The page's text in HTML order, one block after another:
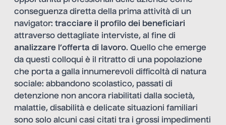
conseguenza diretta della prima attività di un
navigator: tracciare il profilo dei beneficiari
attraverso dettagliate interviste, al fine di
analizzare l’offerta di lavoro. Quello che emerge
da questi colloqui è il ritratto di una popolazione
che porta a galla innumerevoli difficoltà di natura
sociale: abbandono scolastico, passati di
detenzione non ancora riabilitati dalla società,
malattie, disabilità e delicate situazioni familiari
sono solo alcuni casi citati tra i grossi impedimenti